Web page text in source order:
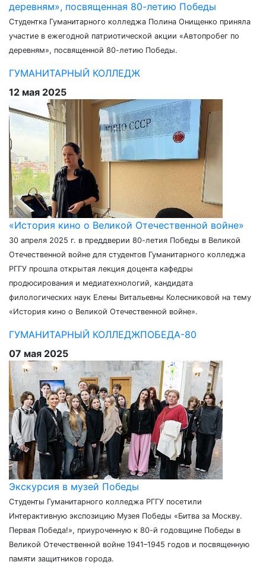
деревням», посвященная 80-летию Победы
Студентка Гуманитарного колледжа Полина Онищенко приняла
участие в ежегодной патриотической акции «Автопробег по
деревням», посвященной 80-летию Победы.
ГУМАНИТАРНЫЙ КОЛЛЕДЖ
12 мая 2025
«История кино о Великой Отечественной войне»
30 апреля 2025 г. в преддверии 80-летия Победы в Великой
Отечественной войне для студентов Гуманитарного колледжа
РГГУ прошла открытая лекция доцента кафедры
продюсирования и медиатехнологий, кандидата
филологических наук Елены Витальевны Колесниковой на тему
«История кино о Великой Отечественной войне».
ГУМАНИТАРНЫЙ КОЛЛЕДЖПОБЕДА-80
07 мая 2025
Экскурсия в музей Победы
Студенты Гуманитарного колледжа РГГУ посетили
Интерактивную экспозицию Музея Победы «Битва за Москву.
Первая Победа!», приуроченную к 80-й годовщине Победы в
Великой Отечественной войне 1941–1945 годов и посвященную
памяти защитников города.